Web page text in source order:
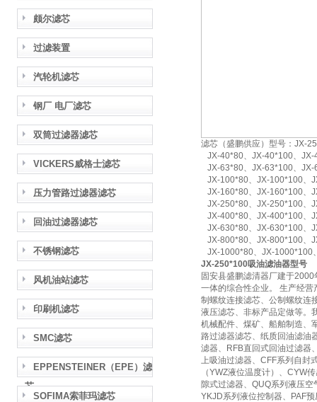
颇尔滤芯
过滤装置
汽轮机滤芯
钢厂 电厂滤芯
双筒过滤器滤芯
VICKERS威格士滤芯
压力管路过滤器滤芯
回油过滤器滤芯
不锈钢滤芯
风机油站滤芯
印刷机滤芯
SMC滤芯
EPPENSTEINER（EPE）滤
芯
SOFIMA索菲玛滤芯
滤芯（盛鹏供应）型号：JX-
JX-40*80、JX-40*100、JX-
JX-63*80、JX-63*100、JX-
JX-100*80、JX-100*100、
JX-160*80、JX-160*100、
JX-250*80、JX-250*100、
JX-400*80、JX-400*100、
JX-630*80、JX-630*100、
JX-800*80、JX-800*100、
JX-1000*80、JX-1000*100
JX-250*100吸油滤油器型号
固安县盛鹏滤清器厂建于
一体的综合性企业。 生产经
制螺纹连接滤芯、公制螺纹连
液压滤芯、非标产品定做等。
机械配件、煤矿、船舶制造、
路过滤器滤芯、纸质回油滤油
滤器、RFB直回式回油过滤器
上吸油过滤器、CFF系列自封
（YWZ液位温度计）、CYW
隙式过滤器、QUQ系列液压
YKJD系列液位控制器、PAF